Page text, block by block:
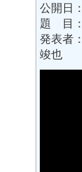
公開日
題 目：
発表者
竣也